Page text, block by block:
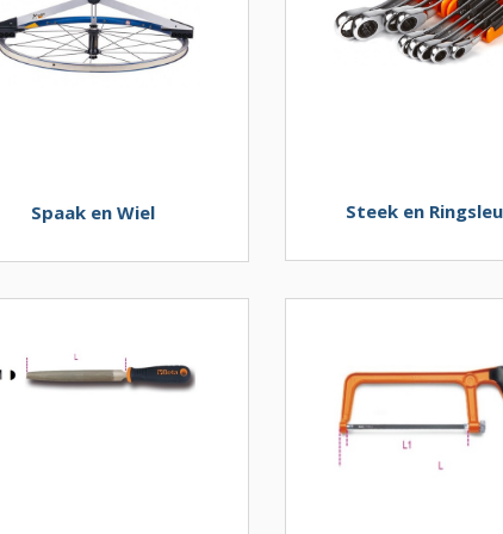
Spaak en Wiel Steek en